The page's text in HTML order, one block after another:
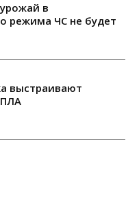
в
режима ЧС не будет
выстраивают